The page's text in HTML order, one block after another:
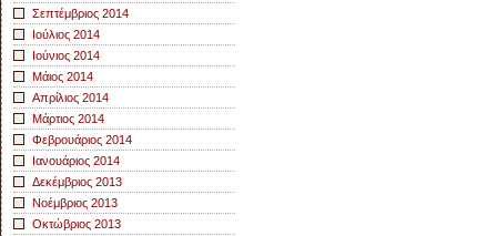
Σεπτέμβριος 2014
Ιούλιος 2014
Ιούνιος 2014
Μάιος 2014
Απρίλιος 2014
Μάρτιος 2014
Φεβρουάριος 2014
Ιανουάριος 2014
Δεκέμβριος 2013
Νοέμβριος 2013
Οκτώβριος 2013